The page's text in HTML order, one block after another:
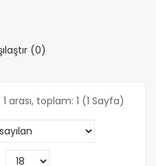
(0)
arası, toplam: 1 (1 Sayfa)